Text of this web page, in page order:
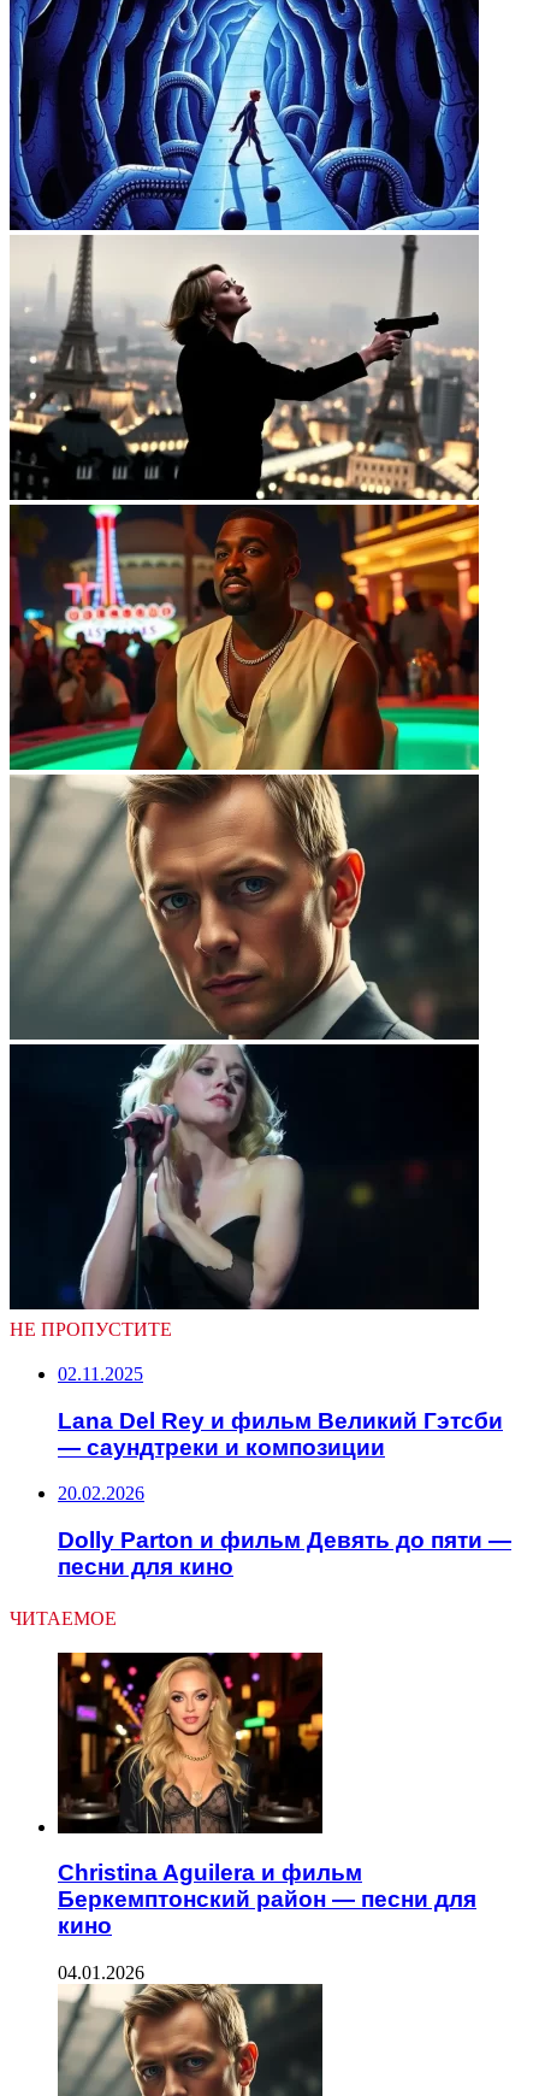
НЕ ПРОПУСТИТЕ
02.11.2025
Lana Del Rey и фильм Великий Гэтсби
— саундтреки и композиции
20.02.2026
Dolly Parton и фильм Девять до пяти —
песни для кино
ЧИТАЕМОЕ
Christina Aguilera и фильм
Беркемптонский район — песни для
кино
04.01.2026